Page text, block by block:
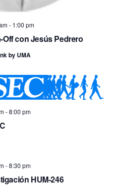
con Jesús Pedrero
- 1:00 pm
by UMA
-8:00 pm
HUM-246
-8:30 pm